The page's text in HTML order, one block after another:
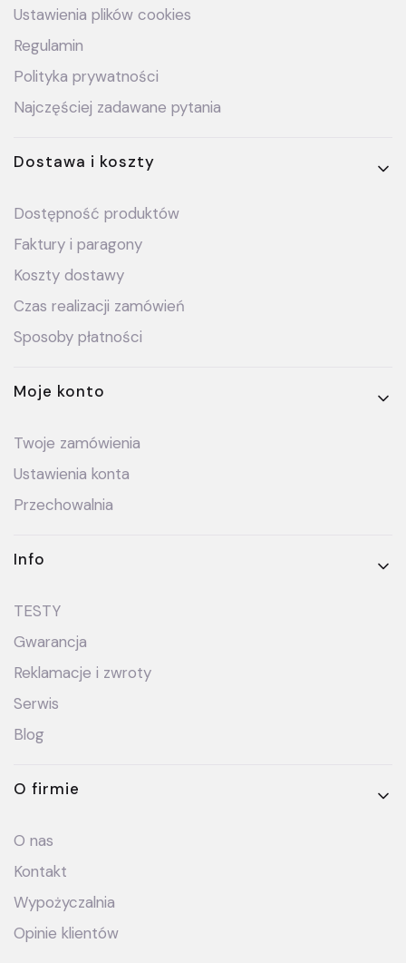
Ustawienia plików cookies
Regulamin
Polityka prywatności
Najczęściej zadawane pytania
Dostawa i koszty
Dostępność produktów
Faktury i paragony
Koszty dostawy
Czas realizacji zamówień
Sposoby płatności
Moje konto
Twoje zamówienia
Ustawienia konta
Przechowalnia
Info
TESTY
Gwarancja
Reklamacje i zwroty
Serwis
Blog
O firmie
O nas
Kontakt
Wypożyczalnia
Opinie klientów